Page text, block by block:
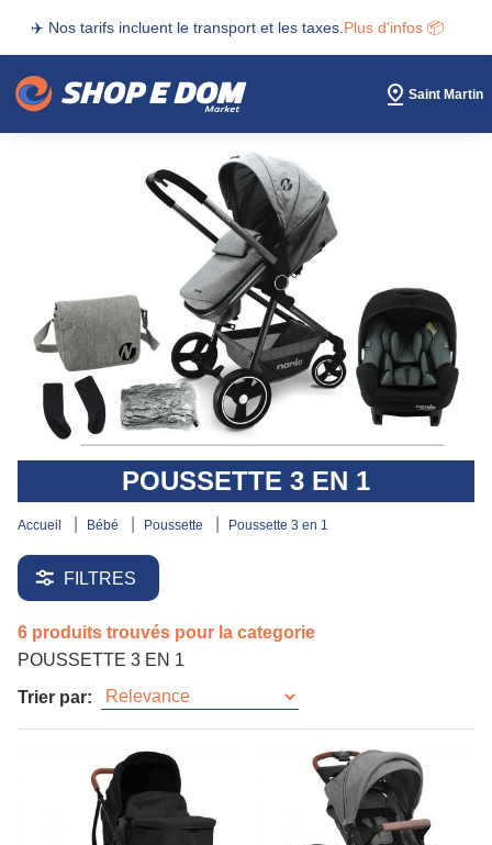
✈️ Nos tarifs incluent le transport et les taxes. Plus d'infos 📦
Saint Martin
POUSSETTE 3 EN 1
accueil bébé poussette poussette 3 en 1
FILTRES
6 produits trouvés pour la categorie
POUSSETTE 3 EN 1
Trier par: